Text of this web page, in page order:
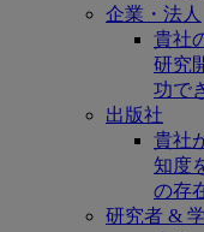
企業・法人
貴社
研究
功で
出版社
貴社
知度
の存
研究者 &